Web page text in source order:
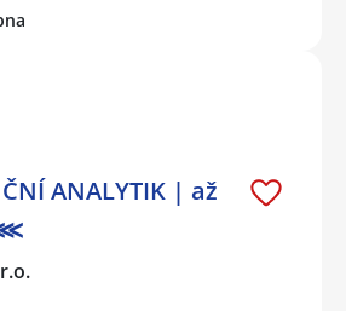
ANALYTIK | až
⋘